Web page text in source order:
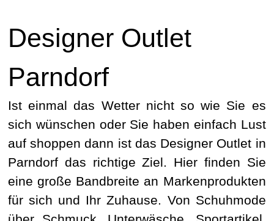
Designer Outlet
Parndorf
Ist einmal das Wetter nicht so wie Sie es
sich wünschen oder Sie haben einfach Lust
auf shoppen dann ist das Designer Outlet in
Parndorf das richtige Ziel. Hier finden Sie
eine große Bandbreite an Markenprodukten
für sich und Ihr Zuhause. Von Schuhmode